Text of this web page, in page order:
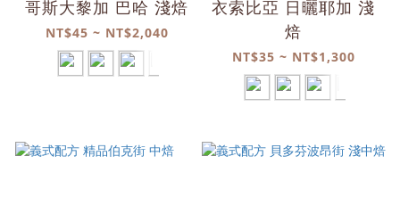
哥斯大黎加 巴哈 淺焙
NT$45 ~ NT$2,040
衣索比亞 日曬耶加 淺
焙
NT$35 ~ NT$1,300